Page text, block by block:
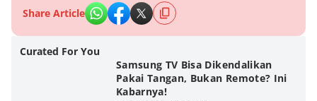
Share Article
Curated For You
Samsung TV Bisa Dikendalikan
Pakai Tangan, Bukan Remote? Ini
Kabarnya!